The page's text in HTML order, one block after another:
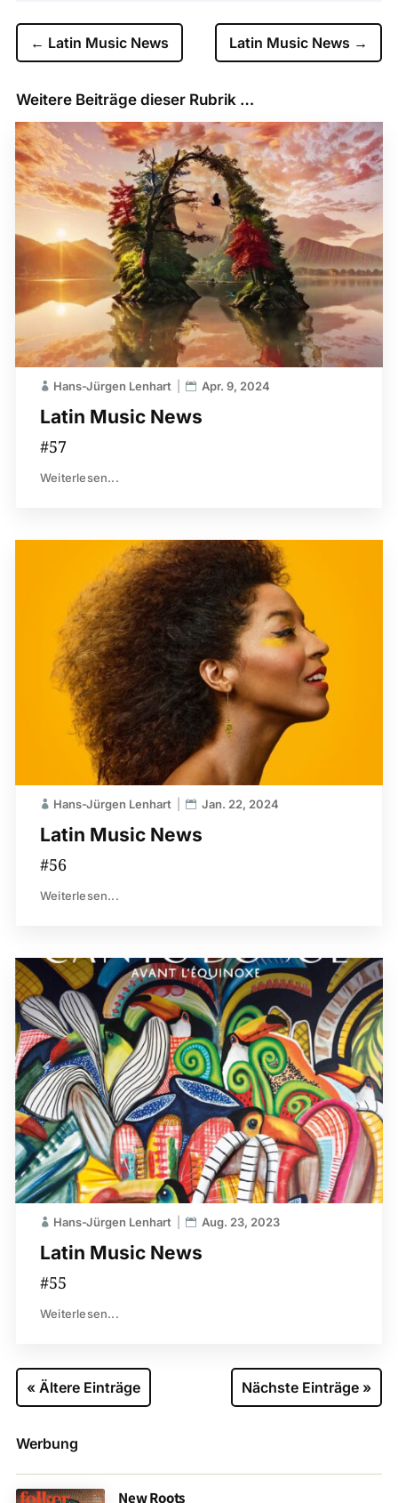
← Latin Music News Latin Music News →
Weitere Beiträge dieser Rubrik …
Latin Music News
Hans-Jürgen Lenhart Apr. 9, 2024
#57
Weiterlesen...
Latin Music News
Hans-Jürgen Lenhart Jan. 22, 2024
#56
Weiterlesen...
Latin Music News
Hans-Jürgen Lenhart Aug. 23, 2023
#55
Weiterlesen...
« Ältere Einträge Nächste Einträge »
Werbung
New Roots